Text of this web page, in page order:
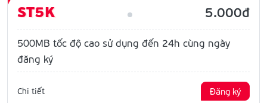
ST5K 5.000đ
500MB tốc độ cao sử dụng đến 24h cùng ngày
đăng ký
Chi tiết Đăng ký